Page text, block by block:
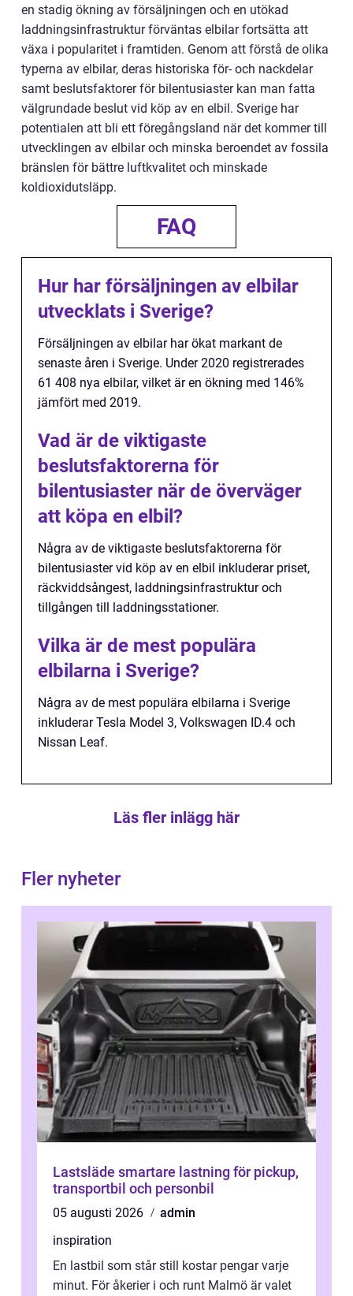
en stadig ökning av försäljningen och en utökad
laddningsinfrastruktur förväntas elbilar fortsätta att
växa i popularitet i framtiden. Genom att förstå de olika
typerna av elbilar, deras historiska för- och nackdelar
samt beslutsfaktorer för bilentusiaster kan man fatta
välgrundade beslut vid köp av en elbil. Sverige har
potentialen att bli ett föregångsland när det kommer till
utvecklingen av elbilar och minska beroendet av fossila
bränslen för bättre luftkvalitet och minskade
koldioxidutsläpp.
FAQ
Hur har försäljningen av elbilar
utvecklats i Sverige?
Försäljningen av elbilar har ökat markant de
senaste åren i Sverige. Under 2020 registrerades
61 408 nya elbilar, vilket är en ökning med 146%
jämfört med 2019.
Vad är de viktigaste
beslutsfaktorerna för
bilentusiaster när de överväger
att köpa en elbil?
Några av de viktigaste beslutsfaktorerna för
bilentusiaster vid köp av en elbil inkluderar priset,
räckviddsångest, laddningsinfrastruktur och
tillgången till laddningsstationer.
Vilka är de mest populära
elbilarna i Sverige?
Några av de mest populära elbilarna i Sverige
inkluderar Tesla Model 3, Volkswagen ID.4 och
Nissan Leaf.
Läs fler inlägg här
Fler nyheter
Lastsläde smartare lastning för pickup,
transportbil och personbil
05 augusti 2026
admin
inspiration
En lastbil som står still kostar pengar varje
minut. För åkerier i och runt Malmö är valet